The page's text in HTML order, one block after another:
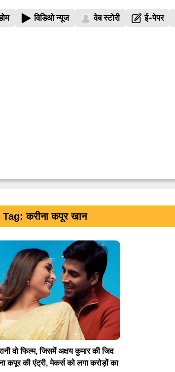
विडिओ न्यूज वेब स्टोरी ई-पेपर
Tag: करीना कपूर खान
वो फिल्म, जिसमें अक्षय कुमार की जिद
कपूर की एंट्री, मेकर्स को लगा करोड़ों का